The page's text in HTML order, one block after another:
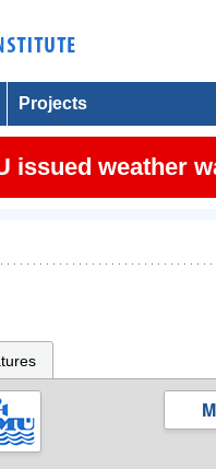
Projects
issued weather